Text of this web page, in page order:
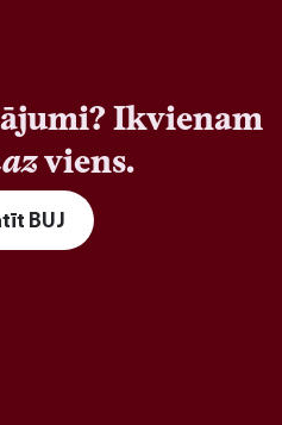
Ikvienam
viens.
BUJ